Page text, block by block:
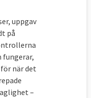
uppgav
på
fungerar,
när det
–